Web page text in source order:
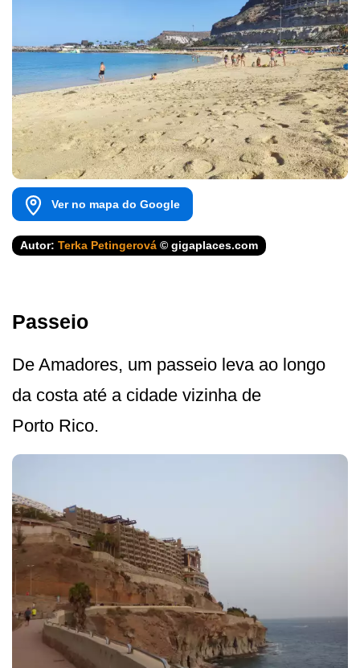
Ver no mapa do Google
Autor: Terka Petingerová © gigaplaces.com
Passeio
De Amadores, um passeio leva ao longo
da costa até a cidade vizinha de
Porto Rico.